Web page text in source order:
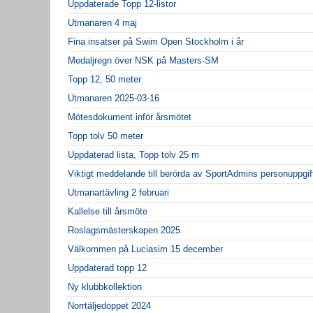
Uppdaterade Topp 12-listor
Utmanaren 4 maj
Fina insatser på Swim Open Stockholm i år
Medaljregn över NSK på Masters-SM
Topp 12, 50 meter
Utmanaren 2025-03-16
Mötesdokument inför årsmötet
Topp tolv 50 meter
Uppdaterad lista, Topp tolv 25 m
Viktigt meddelande till berörda av SportAdmins
Utmanartävling 2 februari
Kallelse till årsmöte
Roslagsmästerskapen 2025
Välkommen på Luciasim 15 december
Uppdaterad topp 12
Ny klubbkollektion
Norrtäljedoppet 2024